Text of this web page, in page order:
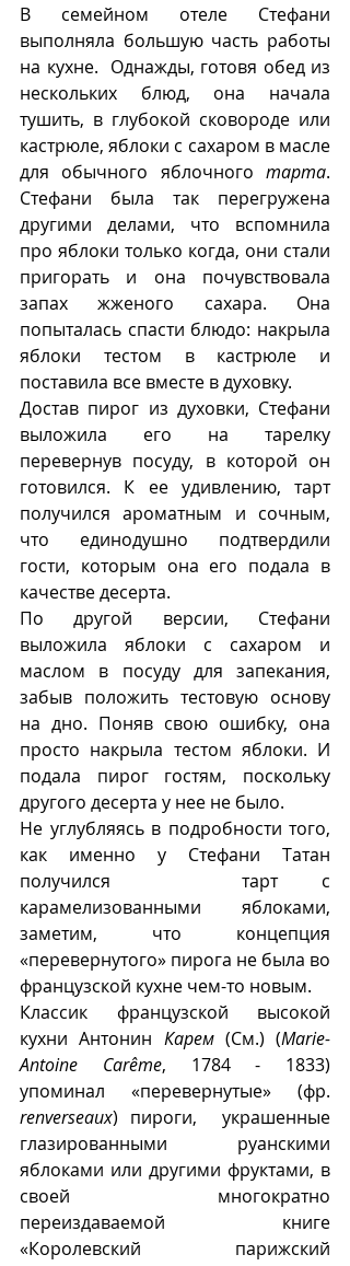
В семейном отеле Стефани
выполняла большую часть работы
на кухне.  Однажды, готовя обед из
нескольких блюд, она начала
тушить, в глубокой сковороде или
кастрюле, яблоки с сахаром в масле
для обычного яблочного тарта.
Стефани была так перегружена
другими делами, что вспомнила
про яблоки только когда, они стали
пригорать и она почувствовала
запах жженого сахара. Она
попыталась спасти блюдо: накрыла
яблоки тестом в кастрюле и
поставила все вместе в духовку.
Достав пирог из духовки, Стефани
выложила его на тарелку
перевернув посуду, в которой он
готовился. К ее удивлению, тарт
получился ароматным и сочным,
что единодушно подтвердили
гости, которым она его подала в
качестве десерта.
По другой версии, Стефани
выложила яблоки с сахаром и
маслом в посуду для запекания,
забыв положить тестовую основу
на дно. Поняв свою ошибку, она
просто накрыла тестом яблоки. И
подала пирог гостям, поскольку
другого десерта у нее не было.
Не углубляясь в подробности того,
как именно у Стефани Татан
получился   тарт с
карамелизованными яблоками,
заметим, что концепция
«перевернутого» пирога не была во
французской кухне чем-то новым.
Классик французской высокой
кухни Антонин Карем (См.) (Marie-
Antoine Carême, 1784 - 1833)
renverseaux) пироги,  украшенные
глазированными руанскими
яблоками или другими фруктами, в
своей многократно
переиздаваемой книге
«Королевский парижский